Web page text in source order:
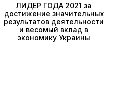
ЛИДЕР ГОДА 2021 за
достижение значительных
результатов деятельности
и весомый вклад в
экономику Украины